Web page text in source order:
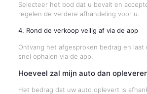
Selecteer het bod dat u bevalt en
regelen de verdere afhandeling voor u.
4. Rond de verkoop veilig af via de app
Ontvang het afgesproken bedrag en laat
snel ophalen via de app.
Hoeveel zal mijn auto dan
Het bedrag dat uw auto oplevert is